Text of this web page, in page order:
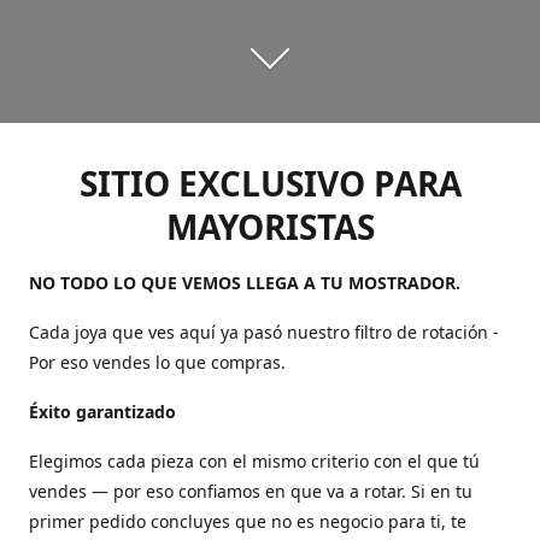
SITIO EXCLUSIVO PARA
MAYORISTAS
NO TODO LO QUE VEMOS LLEGA A TU MOSTRADOR.
Cada joya que ves aquí ya pasó nuestro filtro de rotación -
Por eso vendes lo que compras.
Éxito garantizado
Elegimos cada pieza con el mismo criterio con el que tú
vendes — por eso confiamos en que va a rotar. Si en tu
primer pedido concluyes que no es negocio para ti, te